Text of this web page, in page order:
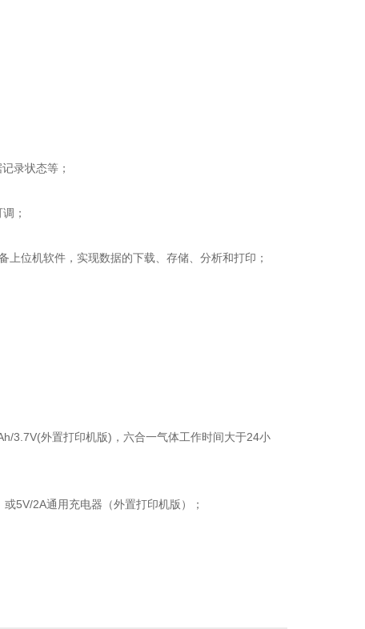
录状态等；
；
位机软件，实现数据的下载、存储、分析和打印；
3.7V(外置打印机版)，六合一气体工作时间大于24小
5V/2A通用充电器（外置打印机版）；